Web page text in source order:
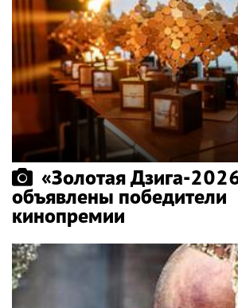
«Золотая Дзига-
объявлены победители
кинопремии